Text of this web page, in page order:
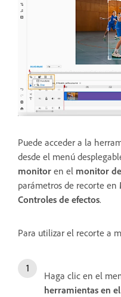
Puede acceder a la
desde el menú
monitor en el monitor
parámetros de recorte en
Controles de efectos.
Para utilizar el recorte a
Haga clic en el
herramientas en